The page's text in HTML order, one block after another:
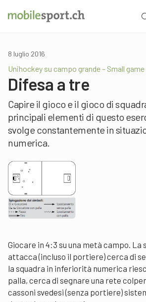
8 luglio 2016
Unihockey su campo grande – Small game
Difesa a tre
Capire il gioco e il gioco di
principali elementi di questo
svolge constantemente in
numerica.
Giocare in 4:3 su una metà campo. La
attacca (incluso il portiere) cerca di
la squadra in inferiorità numerica
palla, cerca di segnare una rete
cassoni svedesi (senza portiere)